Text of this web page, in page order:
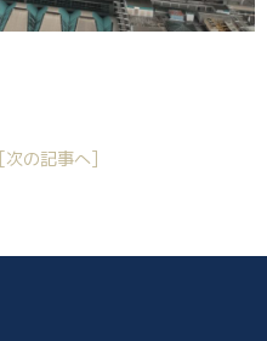
[次の記事へ]